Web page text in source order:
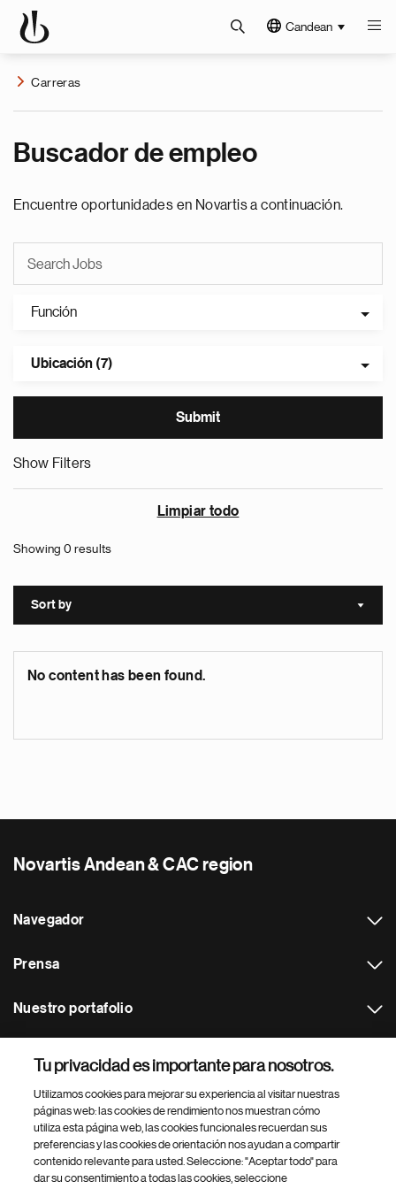
Candean
Carreras
Buscador de empleo
Encuentre oportunidades en Novartis a continuación.
Función
Ubicación (7)
Show Filters
Limpiar todo
Showing 0 results
Sort by Sort
No content has been found.
Novartis Andean & CAC region
Navegador
Prensa
Nuestro portafolio
Footer Site Search
Tu privacidad es importante para nosotros.
Utilizamos cookies para mejorar su experiencia al visitar nuestras
páginas web: las cookies de rendimiento nos muestran cómo
utiliza esta página web, las cookies funcionales recuerdan sus
preferencias y las cookies de orientación nos ayudan a compartir
contenido relevante para usted. Seleccione: "Aceptar todo" para
dar su consentimiento a todas las cookies, seleccione